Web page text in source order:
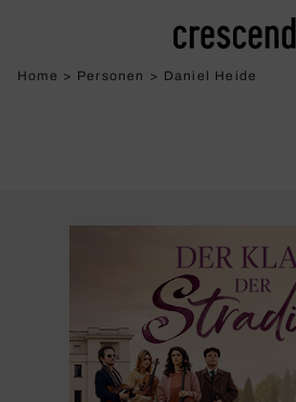
Home > Personen > Daniel Heide